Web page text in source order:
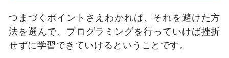
つまづくポイントさえわかれば、それを避けた方
法を選んで、プログラミングを行っていけば挫折
せずに学習できていけるということです。